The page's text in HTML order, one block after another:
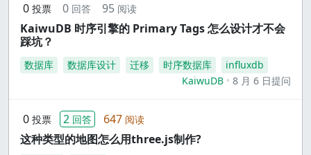
0 投票 0 回答 95 阅读
KaiwuDB 时序引擎的 Primary Tags 怎么设计才不会
踩坑？
数据库 数据库设计 迁移 时序数据库
influxdb
KaiwuDB
8 月 6 日提问
0 投票 2 回答 647 阅读
这种类型的地图怎么用three.js制作?